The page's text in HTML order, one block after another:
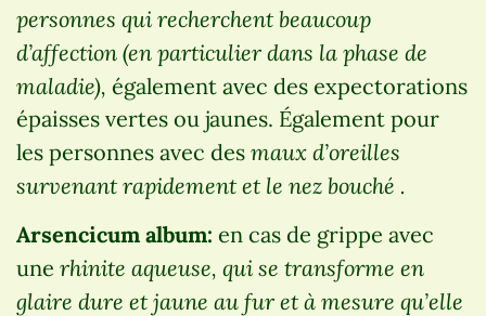
personnes qui recherchent beaucoup
d’affection (en particulier dans la phase de
maladie), également avec des expectorations
épaisses vertes ou jaunes. Également pour
les personnes avec des maux d’oreilles
survenant rapidement et le nez bouché .
Arsencicum album: en cas de grippe avec
une rhinite aqueuse, qui se transforme en
glaire dure et jaune au fur et à mesure qu’elle